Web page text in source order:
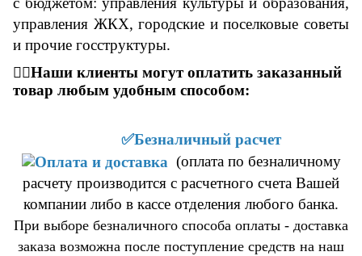
управления ЖКХ, городские и поселковые советы
и прочие госструктуры.
👇🏼Наши клиенты могут оплатить заказанный
товар любым удобным способом:
✅Безналичный расчет
(оплата по безналичному
расчету производится с расчетного счета Вашей
компании либо в кассе отделения любого банка.
При выборе безналичного способа оплаты - доставка
заказа возможна после поступление средств на наш